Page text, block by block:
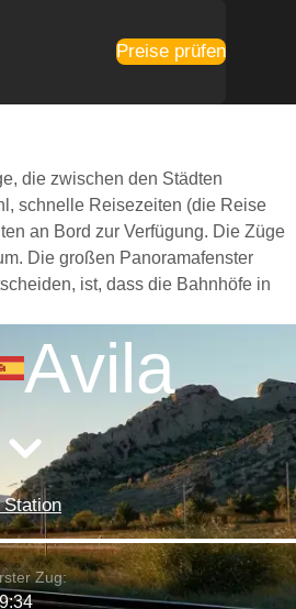
Preise prüfen
die zwischen den Städten
schnelle Reisezeiten (die Reise
an Bord zur Verfügung. Die Züge
Die großen Panoramafenster
ist, dass die Bahnhöfe in
Avila
Station
Zug: